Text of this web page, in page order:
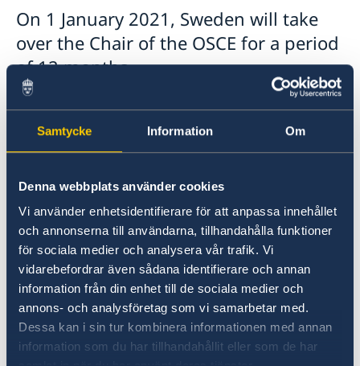
Samtycke Information Om
Denna webbplats använder cookies
Vi använder enhetsidentifierare för att anpassa innehållet
och annonserna till användarna, tillhandahålla funktioner
för sociala medier och analysera vår trafik. Vi
vidarebefordrar även sådana identifierare och annan
information från din enhet till de sociala medier och
annons- och analysföretag som vi samarbetar med.
Dessa kan i sin tur kombinera informationen med annan
information som du har tillhandahållit eller som de har
On 1 January 2021, Sweden will take
over the Chair of the OSCE for a period
of 12 months.
The assignment is a manifestation of Sweden
taking responsibility for the OSCE, and also of
multilateralism, peace and the upholding of the
European security order.